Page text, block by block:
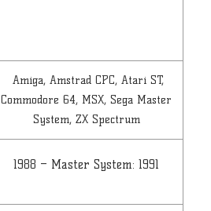
Amiga, Amstrad CPC, Atari ST,
Commodore 64, MSX, Sega Master
System, ZX Spectrum
1988 – Master System: 1991